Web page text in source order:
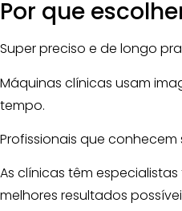
Por que
Super preciso e de longo
Máquinas clínicas usam
tempo.
Profissionais que conhecem
As clínicas têm
melhores resultados